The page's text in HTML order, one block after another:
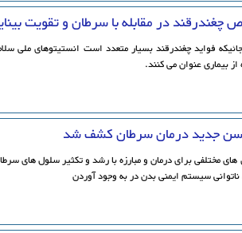
چغندرقند در مقابله با سرطان و تقویت
فواید چغندرقند بسیار متعدد است انستیتوهای ملی
از بیماری عنوان می کنند.
جدید درمان سرطان کشف شد
مختلفی برای درمان و مبارزه با رشد و تکثیر سلول های
سیستم ایمنی بدن در به وجود آوردن